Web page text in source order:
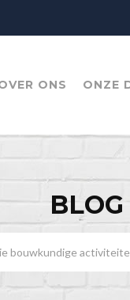
ONS ONZE
BLOG
bouwkundige